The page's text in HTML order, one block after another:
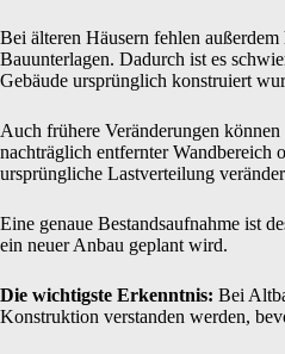
Bei älteren Häusern fehlen
Bauunterlagen. Dadurch ist es
Gebäude ursprünglich konstruiert
Auch frühere Veränderungen
nachträglich entfernter Wandbereich
ursprüngliche Lastverteilung
Eine genaue Bestandsaufnahme ist
ein neuer Anbau geplant wird.
Die wichtigste Erkenntnis: Bei
Konstruktion verstanden werden,